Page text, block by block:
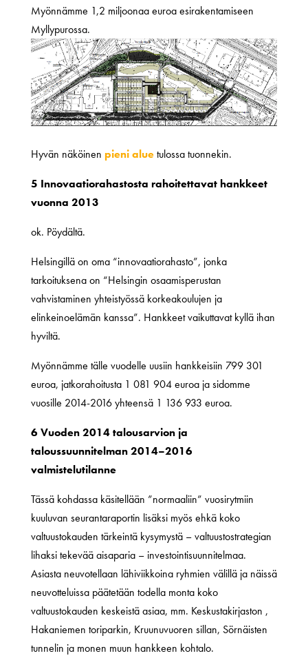
Myönnämme 1,2 miljoonaa euroa esirakentamiseen
Myllypurossa.
Hyvän näköinen pieni aluetulossa tuonnekin.
5 Innovaatiorahastosta rahoitettavat hankkeet
vuonna 2013
ok. Pöydältä.
Helsingillä on oma “innovaatiorahasto”, jonka
tarkoituksena on “Helsingin osaamisperustan
vahvistaminen yhteistyössä korkeakoulujen ja
elinkeinoelämän kanssa”. Hankkeet vaikuttavat kyllä ihan
hyviltä.
Myönnämme tälle vuodelle uusiin hankkeisiin 799 301
euroa, jatkorahoitusta 1 081 904 euroa ja sidomme
vuosille 2014-2016 yhteensä 1 136 933 euroa.
6 Vuoden 2014 talousarvion ja
taloussuunnitelman 2014–2016
valmistelutilanne
Tässä kohdassa käsitellään ”normaaliin” vuosirytmiin
kuuluvan seurantaraportin lisäksi myös ehkä koko
valtuustokauden tärkeintä kysymystä – valtuustostrategian
lihaksi tekevää aisaparia – investointisuunnitelmaa.
Asiasta neuvotellaan lähiviikkoina ryhmien välillä ja näissä
neuvotteluissa päätetään todella monta koko
valtuustokauden keskeistä asiaa, mm. Keskustakirjaston ,
Hakaniemen toriparkin, Kruunuvuoren sillan, Sörnäisten
tunnelin ja monen muun hankkeen kohtalo.